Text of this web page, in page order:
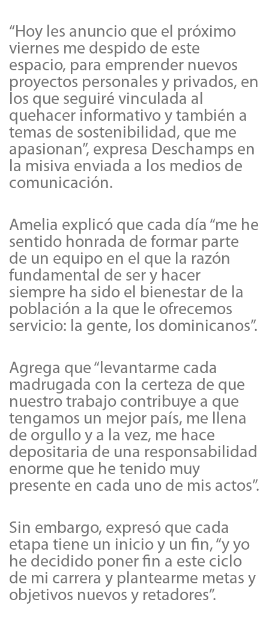
“Hoy les anuncio que el próximo
viernes me despido de este
espacio, para emprender nuevos
proyectos personales y privados, en
los que seguiré vinculada al
quehacer informativo y también a
temas de sostenibilidad, que me
apasionan”, expresa Deschamps en
la misiva enviada a los medios de
comunicación.
Amelia explicó que cada día “me he
sentido honrada de formar parte
de un equipo en el que la razón
fundamental de ser y hacer
siempre ha sido el bienestar de la
población a la que le ofrecemos
servicio: la gente, los dominicanos”.
Agrega que “levantarme cada
madrugada con la certeza de que
nuestro trabajo contribuye a que
tengamos un mejor país, me llena
de orgullo y a la vez, me hace
depositaria de una responsabilidad
enorme que he tenido muy
presente en cada uno de mis actos”.
Sin embargo, expresó que cada
etapa tiene un inicio y un fin, “y yo
he decidido poner fin a este ciclo
de mi carrera y plantearme metas y
objetivos nuevos y retadores”.